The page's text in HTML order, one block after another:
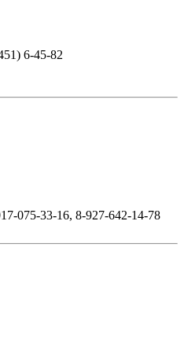
6-45-82
075-33-16, 8-927-642-14-78